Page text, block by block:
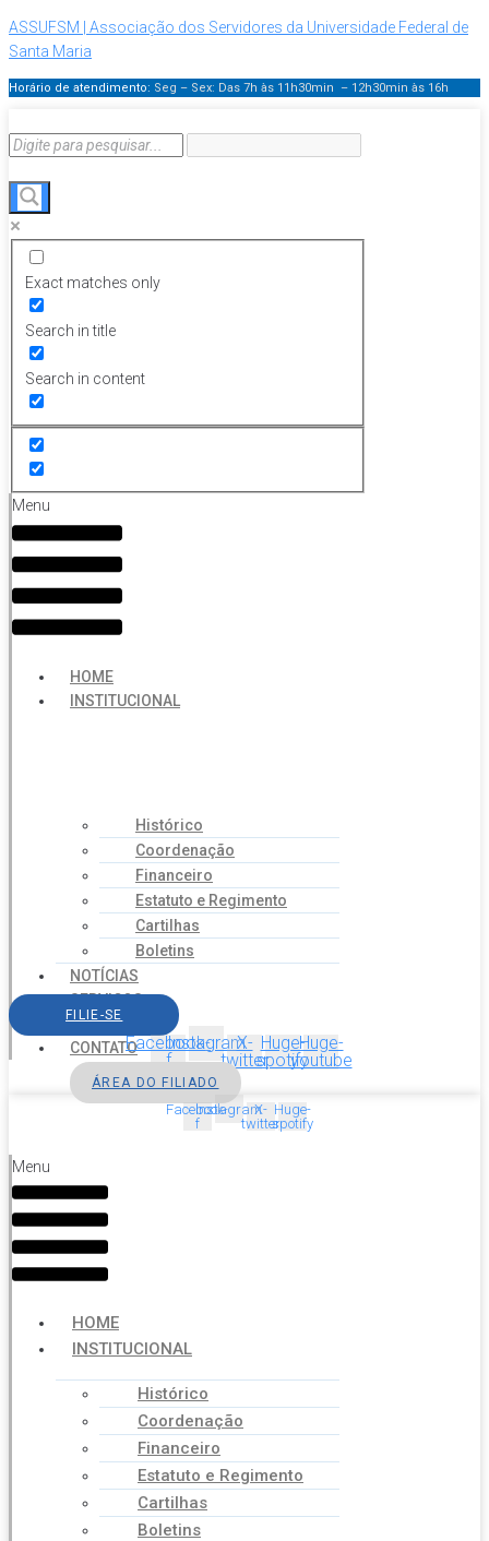
ASSUFSM | Associação dos Servidores da Universidade Federal de
Santa Maria
Horário de atendimento: Seg – Sex: Das 7h às 11h30min – 12h30min às 16h
Exact matches only
Search in title
Search in content
Menu
HOME
INSTITUCIONAL
Histórico
Coordenação
Financeiro
Estatuto e Regimento
Cartilhas
Boletins
NOTÍCIAS
SERVIÇOS
AGENDA
CONTATO
FILIE-SE
Facebook-
f
InstagramX-
twitter
Huge-
spotify
Huge-
youtube
ÁREA DO FILIADO
Facebook-
f
InstagramX-
twitter
Huge-
spotify
Menu
HOME
INSTITUCIONAL
Histórico
Coordenação
Financeiro
Estatuto e Regimento
Cartilhas
Boletins